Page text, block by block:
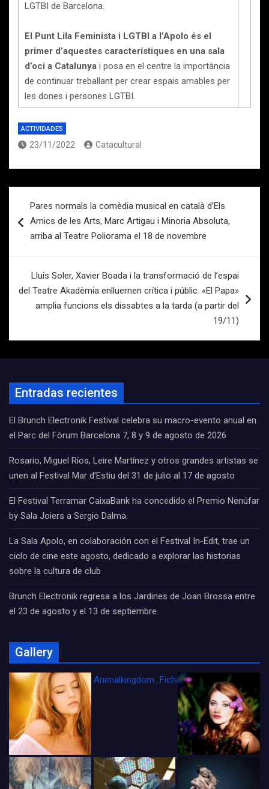
LGTBI de Barcelona.
El Punt Lila Feminista i LGTBI a l’Apolo és el
primer d’aquestes característiques en una sala
d’oci a Catalunya i posa en el centre la importància
de continuar treballant per crear espais amables per
les dones i persones LGTBI.
ACTIVIDADES
23/11/2022 Catacultural
de
entradas
Pares normals la comèdia musical en català d’Els
Amics de les Arts, Marc Artigau i Minoria Absoluta,
arriba al Teatre Poliorama el 18 de novembre
Lluís Soler, Xavier Boada i la transformació de l’espai
del Teatre Akadèmia enlluernen crítica i públic. «El Papa»
amplia funcions els dissabtes a la tarda (a partir del
19/11)
Entradas recientes
El Brunch Electronik Festival celebra su macro-evento anual en
el Parc del Fòrum Barcelona 7, 8 y 9 de agosto de 2026
Rosario, Miguel Ríos, Leire Martínez y otros grandes artistas se
unen al Festival Mar d’Estiu del 31 de julio al 17 de agosto
El Festival Terramar CaixaBank ha concedido el Premio Nenúfar
by Sala Joiers a Sergio Dalma.
La Sala Apolo, en colaboración con el Festival In-Edit, trae un
ciclo de cine este agosto, dedicado a explorar las historias
sobre la cultura de club
Brunch Electronik regresa a los Jardines de Joan Brossa entre
el 23 de agosto y el 13 de septiembre
Gallery
Animalkingdom_FichaCine